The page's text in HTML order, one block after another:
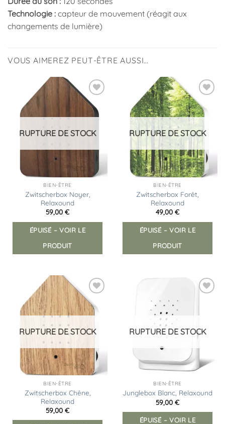
Technologie : capteur de mouvement (réagit aux
changements de lumière)
VOUS AIMEREZ PEUT-ÊTRE AUSSI…
Ajouter
à la
liste
RUPTURE DE STOCK
BIEN-ÊTRE
Zwitscherbox Noyer,
Relaxound
59,00 €
ÉPUISÉ – VOIR LE
PRODUIT
Ajouter
à la
liste
RUPTURE DE STOCK
BIEN-ÊTRE
Zwitscherbox Forêt,
Relaxound
49,00 €
ÉPUISÉ – VOIR LE
PRODUIT
Ajouter
à la
liste
RUPTURE DE STOCK
BIEN-ÊTRE
Zwitscherbox Chêne,
Relaxound
59,00 €
liste
RUPTURE DE STOCK
BIEN-ÊTRE
Junglebox Blanc, Relaxound
59,00 €
ÉPUISÉ – VOIR LE